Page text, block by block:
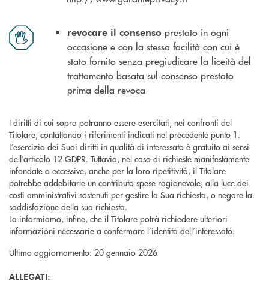
revocare il consenso prestato in ogni
occasione e con la stessa facilità con cui è
stato fornito senza pregiudicare la liceità del
trattamento basata sul consenso prestato
prima della revoca
I diritti di cui sopra potranno essere esercitati, nei confronti del
Titolare, contattando i riferimenti indicati nel precedente punto 1.
L’esercizio dei Suoi diritti in qualità di interessato è gratuito ai sensi
dell’articolo 12 GDPR. Tuttavia, nel caso di richieste manifestamente
infondate o eccessive, anche per la loro ripetitività, il Titolare
potrebbe addebitarle un contributo spese ragionevole, alla luce dei
costi amministrativi sostenuti per gestire la Sua richiesta, o negare la
soddisfazione della sua richiesta.
La informiamo, infine, che il Titolare potrà richiedere ulteriori
informazioni necessarie a confermare l’identità dell’interessato.
Ultimo aggiornamento: 20 gennaio 2026
ALLEGATI: